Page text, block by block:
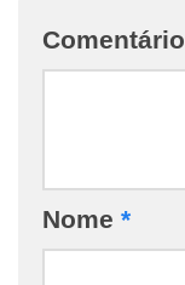
Comentário
Nome *